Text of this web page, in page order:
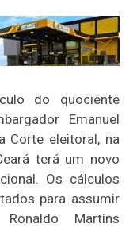
do quociente
Emanuel
Corte eleitoral, na
terá um novo
Os cálculos
para assumir
Martins